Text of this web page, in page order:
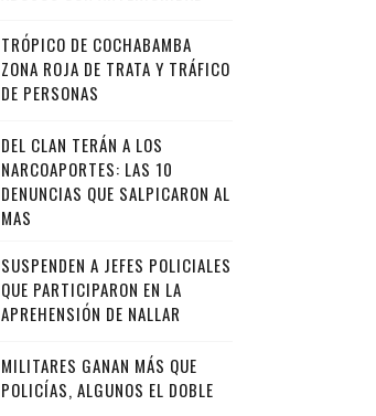
TRÓPICO DE COCHABAMBA
ZONA ROJA DE TRATA Y TRÁFICO
DE PERSONAS
DEL CLAN TERÁN A LOS
NARCOAPORTES: LAS 10
DENUNCIAS QUE SALPICARON AL
MAS
SUSPENDEN A JEFES POLICIALES
QUE PARTICIPARON EN LA
APREHENSIÓN DE NALLAR
MILITARES GANAN MÁS QUE
POLICÍAS, ALGUNOS EL DOBLE